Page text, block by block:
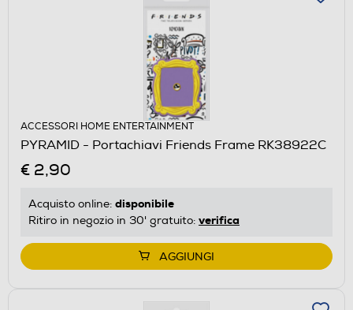
ACCESSORI HOME ENTERTAINMENT
PYRAMID - Portachiavi Friends Frame RK38922C
€ 2,90
Acquisto online: disponibile
Ritiro in negozio in 30' gratuito: verifica
AGGIUNGI